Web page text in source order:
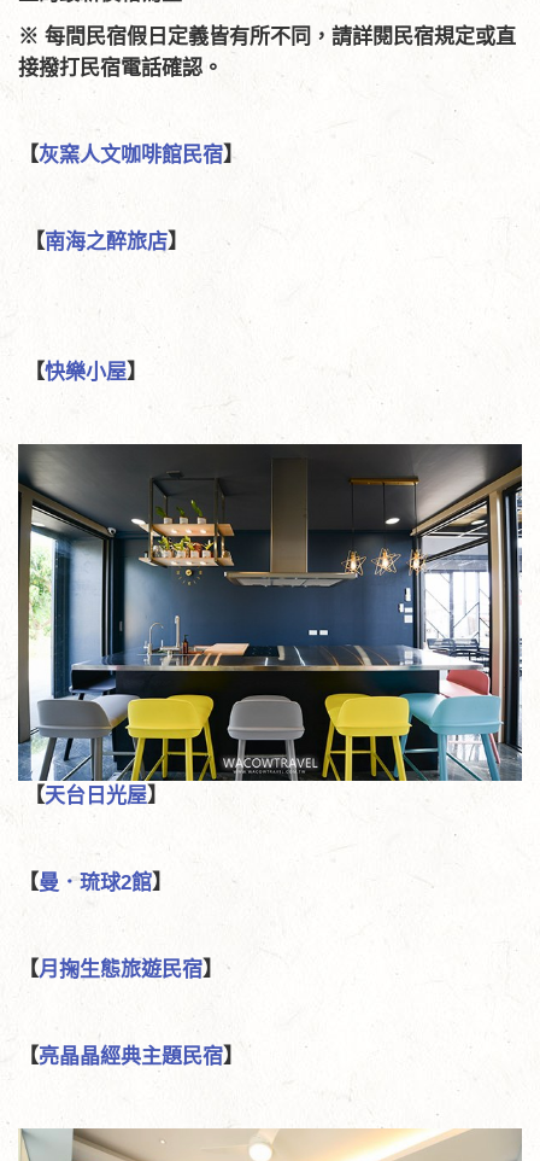
※ 每間民宿假日定義皆有所不同，請詳閱民宿規定或直
接撥打民宿電話確認。
【灰窯人文咖啡館民宿】
【南海之醉旅店】
【快樂小屋】
【天台日光屋】
【曼．琉球2館】
【月掬生態旅遊民宿】
【亮晶晶經典主題民宿】